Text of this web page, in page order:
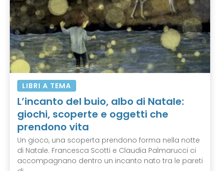
LIBRI A TEMA
L’incanto del buio, albo di Natale:
giochi, scoperte e oggetti che
prendono vita
Un gioco, una scoperta prendono forma nella notte
di Natale. Francesca Scotti e Claudia Palmarucci ci
accompagnano dentro un incanto nato tra le pareti